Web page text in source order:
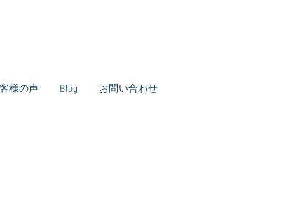
様の声 Blog お問い合わせ